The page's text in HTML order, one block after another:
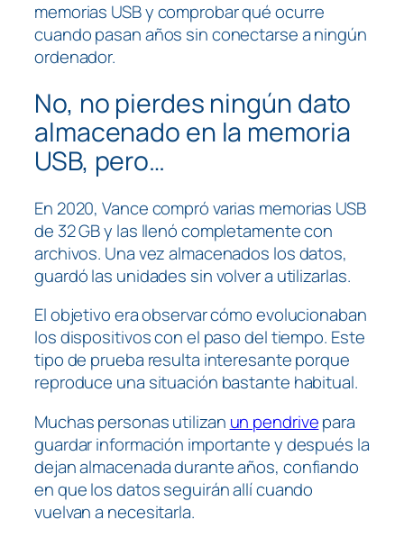
memorias USB y comprobar qué ocurre
cuando pasan años sin conectarse a ningún
ordenador.
No, no pierdes ningún dato
almacenado en la memoria
USB, pero…
En 2020, Vance compró varias memorias USB
de 32 GB y las llenó completamente con
archivos. Una vez almacenados los datos,
guardó las unidades sin volver a utilizarlas.
El objetivo era observar cómo evolucionaban
los dispositivos con el paso del tiempo. Este
tipo de prueba resulta interesante porque
reproduce una situación bastante habitual.
Muchas personas utilizan un pendrivepara
guardar información importante y después la
dejan almacenada durante años, confiando
en que los datos seguirán allí cuando
vuelvan a necesitarla.